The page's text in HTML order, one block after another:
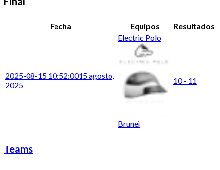
Fecha Equipos Resultados
2025-08-15 10:52:0015 agosto,
2025
Electric Polo
Brunei
10 - 11
Teams